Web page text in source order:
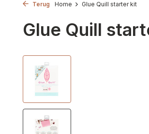
Terug Home Glue Quill starter kit
Glue Quill